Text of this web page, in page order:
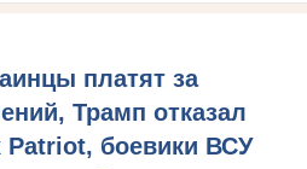
платят за
Трамп отказал
Patriot, боевики ВСУ